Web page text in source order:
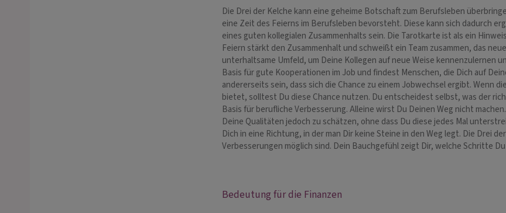
Die Drei der Kelche kann eine geheime Botschaft zum Berufsleben
eine Zeit des Feierns im Berufsleben bevorsteht. Diese kann sich dadurch
eines guten kollegialen Zusammenhalts sein. Die Tarotkarte ist als ein
Feiern stärkt den Zusammenhalt und schweißt ein Team zusammen, das
unterhaltsame Umfeld, um Deine Kollegen auf neue Weise kennenzulernen
Basis für gute Kooperationen im Job und findest Menschen, die Dich auf
andererseits sein, dass sich die Chance zu einem Jobwechsel ergibt. Wenn
bietet, solltest Du diese Chance nutzen. Du entscheidest selbst, was der
Basis für berufliche Verbesserung. Alleine wirst Du Deinen Weg nicht
Deine Qualitäten jedoch zu schätzen, ohne dass Du diese jedes Mal
Dich in eine Richtung, in der man Dir keine Steine in den Weg legt. Die Drei
Verbesserungen möglich sind. Dein Bauchgefühl zeigt Dir, welche Schritte
Bedeutung für die Finanzen